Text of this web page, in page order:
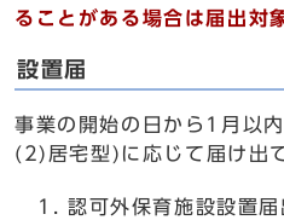
ることがある場合は届出対
設置届
事業の開始の日から1月以
(2)居宅型)に応じて届け出
認可外保育施設設置